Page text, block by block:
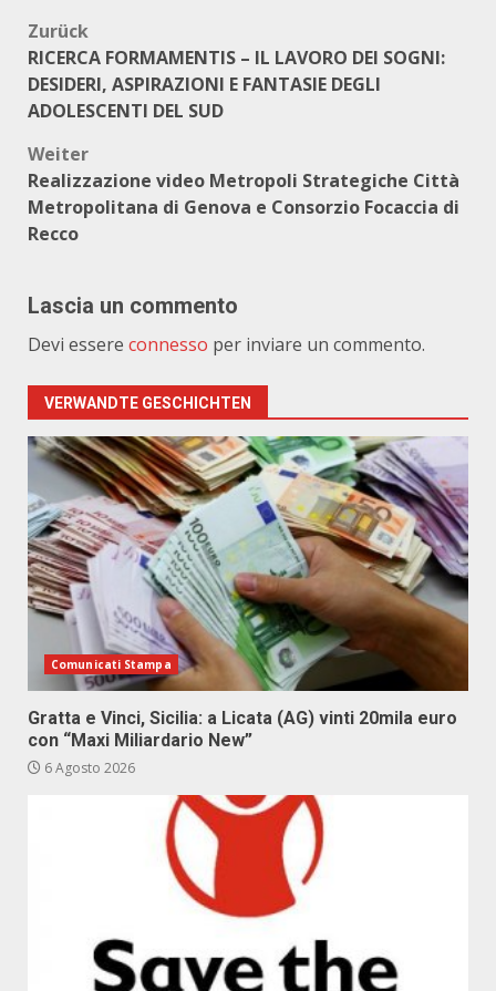
Beitragsnavigation
Zurück
RICERCA FORMAMENTIS – IL LAVORO DEI SOGNI:
DESIDERI, ASPIRAZIONI E FANTASIE DEGLI
ADOLESCENTI DEL SUD
Weiter
Realizzazione video Metropoli Strategiche Città
Metropolitana di Genova e Consorzio Focaccia di
Recco
Lascia un commento
Devi essere connesso per inviare un commento.
VERWANDTE GESCHICHTEN
Comunicati Stampa
Gratta e Vinci, Sicilia: a Licata (AG) vinti 20mila euro
con “Maxi Miliardario New”
6 Agosto 2026